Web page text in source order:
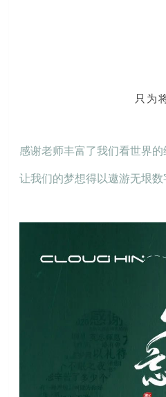
只为
感谢老师丰富了我们看世界的
让我们的梦想得以遨游无垠数